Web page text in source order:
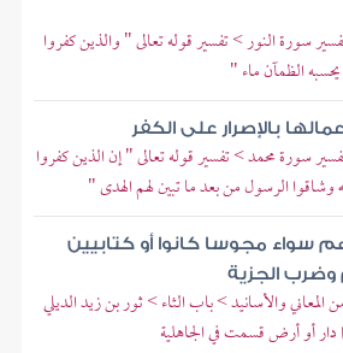
سورة النور > تفسير قوله تعالى " والذين كفروا
الظمآن ماء "
بالإصرار على الكفر
سورة محمد > تفسير قوله تعالى " إن الذين كفروا
الرسول من بعد ما تبين لهم الهدى "
سواء مجوسا كانوا أو كتابيين
الجزية
المعاني والأسانيد > باب الثاء > ثور بن زيد الديلي
دار أو أرض قسمت في الجاهلية